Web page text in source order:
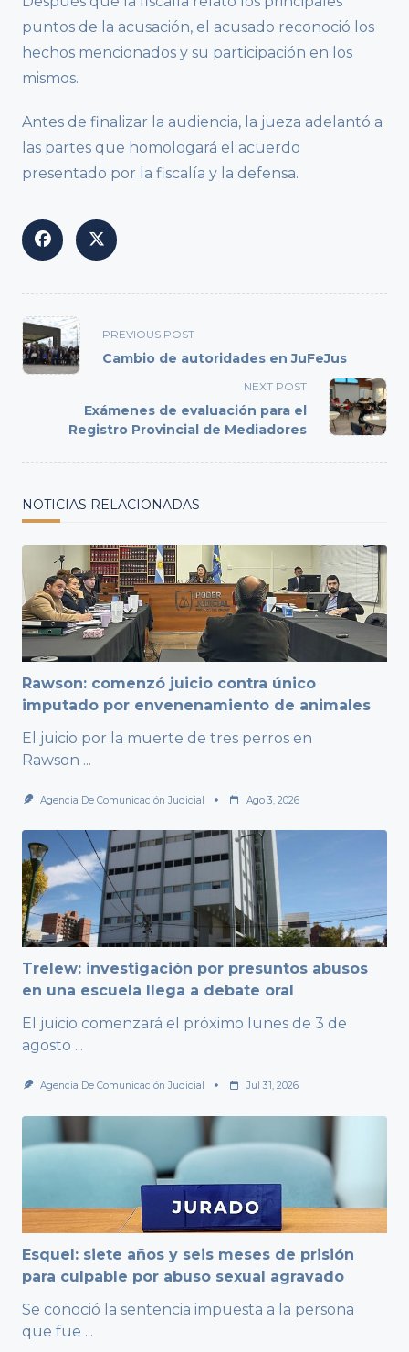
puntos de la acusación, el acusado reconoció los
hechos mencionados y su participación en los
mismos.
Antes de finalizar la audiencia, la jueza adelantó a
las partes que homologará el acuerdo
presentado por la fiscalía y la defensa.
<span
class="nav-
subtitle
text">Page</span>
PREVIOUS POST
Cambio de autoridades en JuFeJus
NEXT POST
Exámenes de evaluación para el
Registro Provincial de Mediadores
NOTICIAS RELACIONADAS
Rawson: comenzó juicio contra único
imputado por envenenamiento de animales
El juicio por la muerte de tres perros en
Rawson ...
Agencia De Comunicación Judicial Ago 3, 2026
Trelew: investigación por presuntos abusos
en una escuela llega a debate oral
El juicio comenzará el próximo lunes de 3 de
agosto ...
Agencia De Comunicación Judicial Jul 31, 2026
Esquel: siete años y seis meses de prisión
para culpable por abuso sexual agravado
Se conoció la sentencia impuesta a la persona
que fue ...